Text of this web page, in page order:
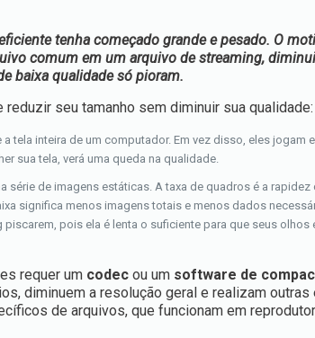
tenha começado grande e pesado. O
comum em um arquivo de streaming,
baixa qualidade só pioram.
seu tamanho sem diminuir sua qualidade:
tela inteira de um computador. Em vez disso, eles jogam
sua tela, verá uma queda na qualidade.
série de imagens estáticas. A taxa de quadros é a
significa menos imagens totais e menos dados
pois ela é lenta o suficiente para que seus olhos
requer um codec ou um software de
diminuem a resolução geral e realizam outras
de arquivos, que funcionam em